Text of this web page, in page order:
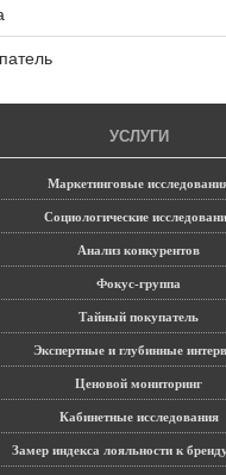
УСЛУГИ
Маркетинговые
Социологические
Анализ конкурентов
Фокус-группа
Тайный покупатель
Экспертные и глубинные
Ценовой мониторинг
Кабинетные исследования
Замер индекса лояльности к